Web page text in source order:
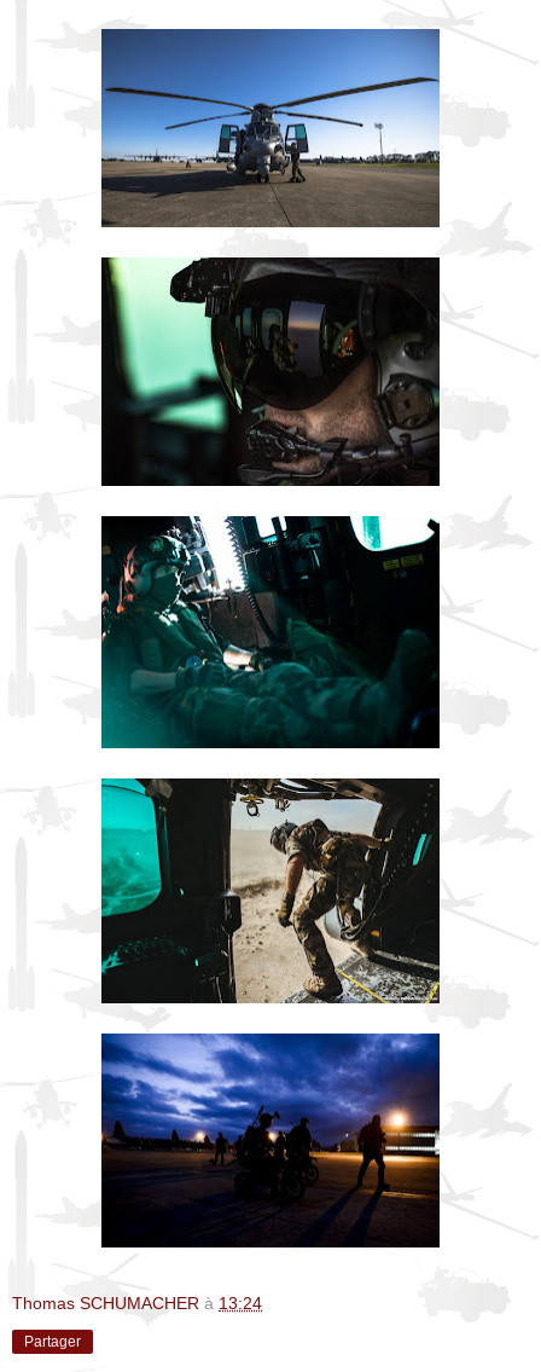
Thomas SCHUMACHER à 13:24
Partager